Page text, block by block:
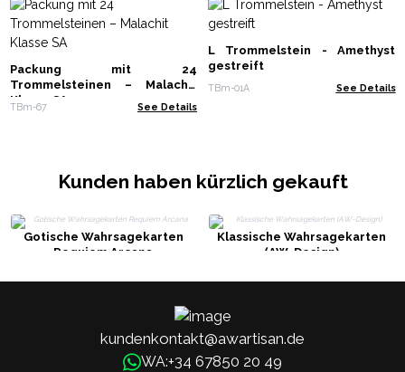
Packung mit 24
Trommelsteinen – Malachit
Klasse SA
TBm-67 See Details
L Trommelstein - Amethyst
gestreift
TBm-01A See Details
Kunden haben kürzlich gekauft
Gotische Wahrsagekarten
Requiem Arcana
Klassische Wahrsagekarten
(AW-Design)
kundenkontakt@awartisan.de
WA:+34 67850 20 49